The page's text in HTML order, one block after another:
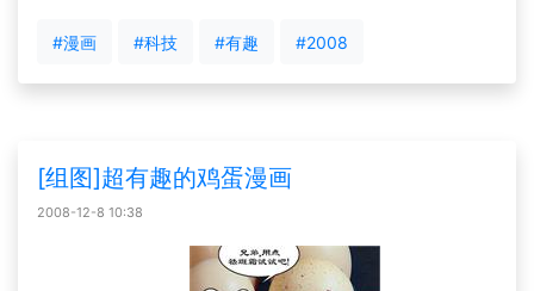
#漫画 #科技 #有趣 #2008
[组图]超有趣的鸡蛋漫画
2008-12-8 10:38